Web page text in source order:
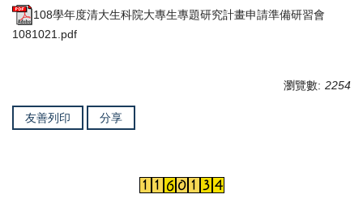
108學年度清大生科院大專生專題研究計畫申請準備研習會
1081021.pdf
瀏覽數: 2254
友善列印 分享